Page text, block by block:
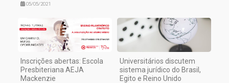
05/05/2021
Inscrições abertas: Escola
Presbiteriana AEJA
Mackenzie
Universitários discutem
sistema jurídico do Brasil,
Egito e Reino Unido